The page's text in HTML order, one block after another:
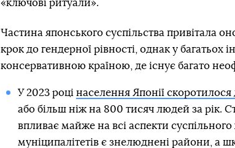
«ключові ритуали».
Частина японського суспільства привітала
крок до гендерної рівності, однак у
консервативною країною, де існує багато
У 2023 році населення Японії скоротилося
або більш ніж на 800 тисяч людей за рік.
впливає майже на всі аспекти
муніципалітетів є знелюднені райони, а